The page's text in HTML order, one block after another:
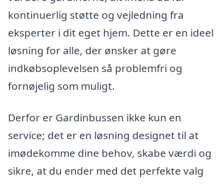
kontinuerlig støtte og vejledning fra
eksperter i dit eget hjem. Dette er en ideel
løsning for alle, der ønsker at gøre
indkøbsoplevelsen så problemfri og
fornøjelig som muligt.
Derfor er Gardinbussen ikke kun en
service; det er en løsning designet til at
imødekomme dine behov, skabe værdi og
sikre, at du ender med det perfekte valg